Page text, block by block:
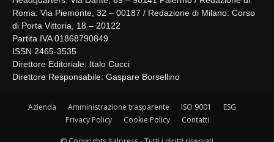
Roma: Via Piemonte, 32 – 00187 / Redazione di Milano: Corso
di Porta Vittoria, 18 – 20122
Partita IVA 01868790849
ISSN 2465-3535
Direttore Editoriale: Italo Cucci
Direttore Responsabile: Gaspare Borsellino
Azienda Amministrazione trasparente ISO 9001
ESG
Privacy Policy
Cookie Policy Contatti